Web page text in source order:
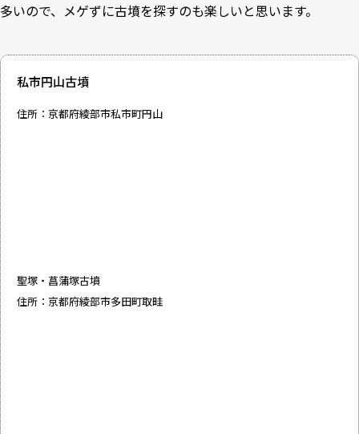
多いので、メゲずに古墳を探すのも楽しいと思います。
私市円山古墳
住所：京都府綾部市私市町円山
聖塚・菖蒲塚古墳
住所：京都府綾部市多田町取畦